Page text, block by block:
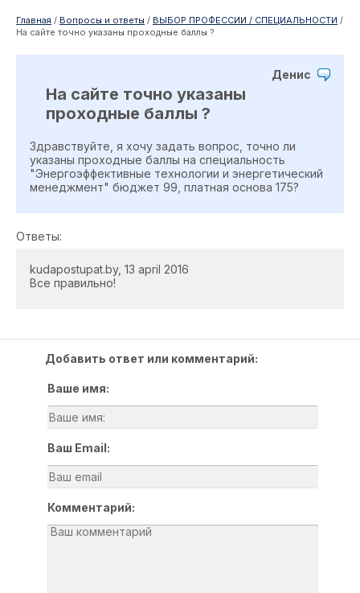
Главная / Вопросы и ответы / ВЫБОР ПРОФЕССИИ / СПЕЦИАЛЬНОСТИ /
На сайте точно указаны проходные баллы ?
Денис
На сайте точно указаны
проходные баллы ?
Здравствуйте, я хочу задать вопрос, точно ли
указаны проходные баллы на специальность
"Энергоэффективные технологии и энергетический
менеджмент" бюджет 99, платная основа 175?
Ответы:
kudapostupat.by, 13 april 2016
Все правильно!
Добавить ответ или комментарий:
Ваше имя:
Ваш Email:
Комментарий: